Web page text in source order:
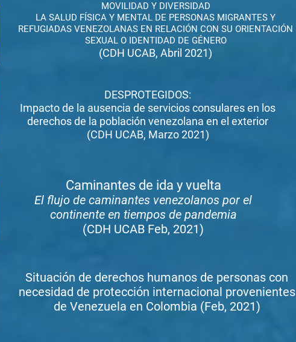
MOVILIDAD Y DIVERSIDAD
LA SALUD FÍSICA Y MENTAL DE PERSONAS MIGRANTES Y
REFUGIADAS VENEZOLANAS EN RELACIÓN CON SU ORIENTACIÓN
SEXUAL O IDENTIDAD DE GÉNERO
(CDH UCAB, Abril 2021)
DESPROTEGIDOS:
Impacto de la ausencia de servicios consulares en los
derechos de la población venezolana en el exterior
(CDH UCAB, Marzo 2021)
Caminantes de ida y vuelta
El flujo de caminantes venezolanos por el
continente en tiempos de pandemia
(CDH UCAB Feb, 2021)
Situación de derechos humanos de personas con
necesidad de protección internacional provenientes
de Venezuela en Colombia (Feb, 2021)